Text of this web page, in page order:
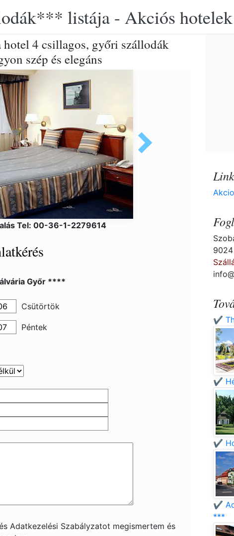
listája - Akciós
4 csillagos, győri szállodák
szép és elegáns
Tel: 00-36-1-2279614
Győr ****
Csütörtök
Péntek
Adatkezelési Szabályzatot megismertem és
✔️
✔️
✔️
✔️
***